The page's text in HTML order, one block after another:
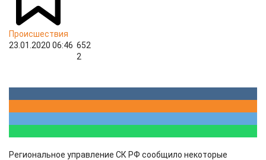
Происшествия
23.01.2020 06:46 652
2
Региональное управление СК РФ сообщило некоторые